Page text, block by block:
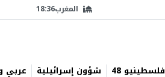
المغرب18:36
فلسطينيو 48 شؤون إسرائيلية عربي